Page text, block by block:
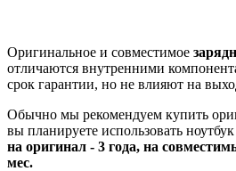
Оригинальное и совместимое
отличаются внутренними
срок гарантии, но не влияют на
Обычно мы рекомендуем купить
вы планируете использовать ноутбук
на оригинал - 3 года, на
мес.